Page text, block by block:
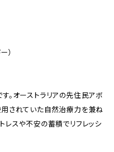
）
。オーストラリアの先住民アボ
用されていた自然治療力を兼ね
レスや不安の蓄積でリフレッシ